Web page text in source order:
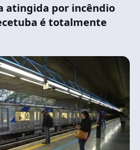
atingida por incêndio
é totalmente